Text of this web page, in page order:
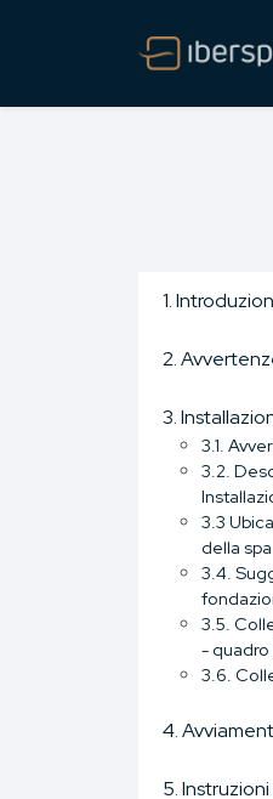
1.
2.
3.
3.1.
3.2.
3.3
della spa
3.4.
3.5.
-
3.6.
4.
5.